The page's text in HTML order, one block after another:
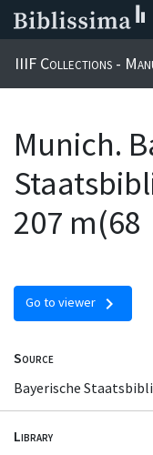
IIIF Collections -
Munich.
207 m(68
Go to viewer chevron_right
Source
Bayerische
Library